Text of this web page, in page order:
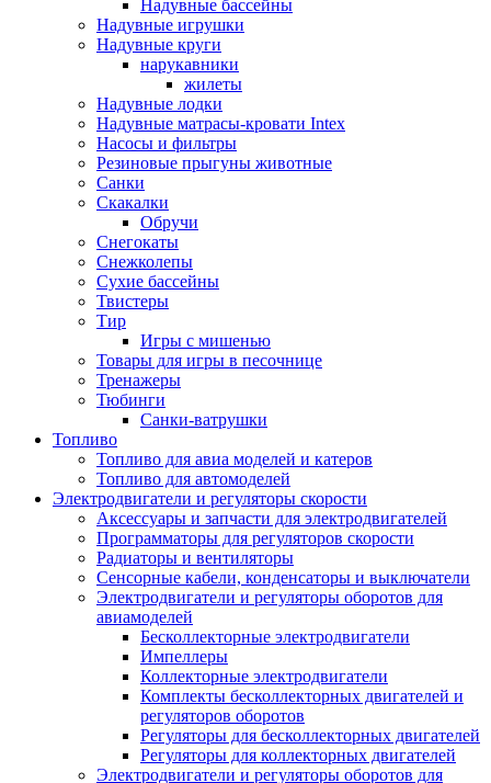
Надувные бассейны
Надувные игрушки
Надувные круги
нарукавники
жилеты
Надувные лодки
Надувные матрасы-кровати Intex
Насосы и фильтры
Резиновые прыгуны животные
Санки
Скакалки
Обручи
Снегокаты
Снежколепы
Сухие бассейны
Твистеры
Тир
Игры с мишенью
Товары для игры в песочнице
Тренажеры
Тюбинги
Санки-ватрушки
Топливо
Топливо для авиа моделей и катеров
Топливо для автомоделей
Электродвигатели и регуляторы скорости
Аксессуары и запчасти для электродвигателей
Программаторы для регуляторов скорости
Радиаторы и вентиляторы
Сенсорные кабели, конденсаторы и выключатели
Электродвигатели и регуляторы оборотов для
авиамоделей
Бесколлекторные электродвигатели
Импеллеры
Коллекторные электродвигатели
Комплекты бесколлекторных двигателей и
регуляторов оборотов
Регуляторы для бесколлекторных двигателей
Регуляторы для коллекторных двигателей
Электродвигатели и регуляторы оборотов для